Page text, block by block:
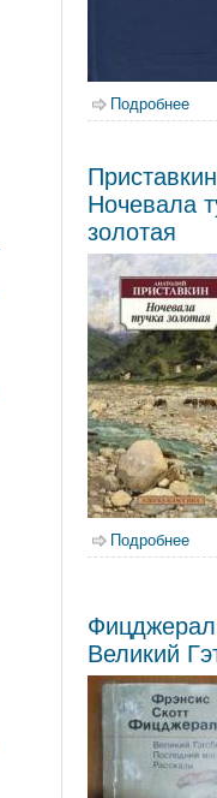
Подробнее
Ночевала
золотая
Подробнее
Великий